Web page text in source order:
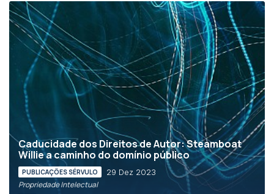
Caducidade dos Direitos de Autor: Steamboat
Willie a caminho do domínio público
PUBLICAÇÕES SÉRVULO 29 Dez 2023
Propriedade Intelectual